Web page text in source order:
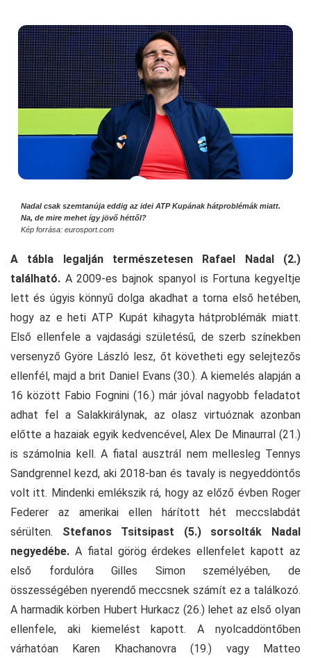
Nadal csak szemtanúja eddig az idei ATP Kupának hátproblémák miatt.
Na, de mire mehet így jövő héttől?
Kép forrása: eurosport.com
A tábla legalján természetesen Rafael Nadal (2.)
található. A 2009-es bajnok spanyol is Fortuna kegyeltje
lett és úgyis könnyű dolga akadhat a torna első hetében,
hogy az e heti ATP Kupát kihagyta hátproblémák miatt.
Első ellenfele a vajdasági születésű, de szerb színekben
versenyző Györe László lesz, őt követheti egy selejtezős
ellenfél, majd a brit Daniel Evans (30.). A kiemelés alapján a
16 között Fabio Fognini (16.) már jóval nagyobb feladatot
adhat fel a Salakkirálynak, az olasz virtuóznak azonban
előtte a hazaiak egyik kedvencével, Alex De Minaurral (21.)
is számolnia kell. A fiatal ausztrál nem mellesleg Tennys
Sandgrennel kezd, aki 2018-ban és tavaly is negyeddöntős
volt itt. Mindenki emlékszik rá, hogy az előző évben Roger
Federer az amerikai ellen hárított hét meccslabdát
sérülten. Stefanos Tsitsipast (5.) sorsolták Nadal
negyedébe. A fiatal görög érdekes ellenfelet kapott az
első fordulóra Gilles Simon személyében, de
összességében nyerendő meccsnek számít ez a találkozó.
A harmadik körben Hubert Hurkacz (26.) lehet az első olyan
ellenfele, aki kiemelést kapott. A nyolcaddöntőben
várhatóan Karen Khachanovra (19.) vagy Matteo